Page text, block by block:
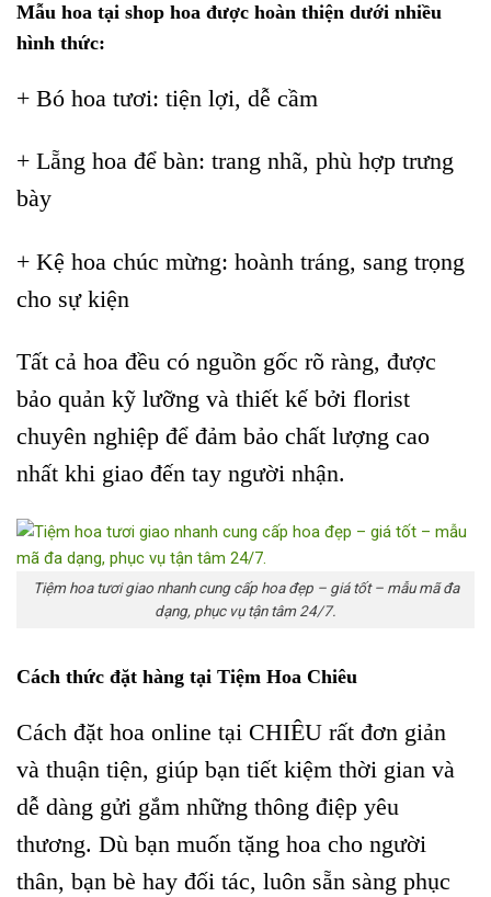
Mẫu hoa tại shop hoa được hoàn thiện dưới nhiều
hình thức:
+ Bó hoa tươi: tiện lợi, dễ cầm
+ Lẵng hoa để bàn: trang nhã, phù hợp trưng
bày
+ Kệ hoa chúc mừng: hoành tráng, sang trọng
cho sự kiện
Tất cả hoa đều có nguồn gốc rõ ràng, được
bảo quản kỹ lưỡng và thiết kế bởi florist
chuyên nghiệp để đảm bảo chất lượng cao
nhất khi giao đến tay người nhận.
Tiệm hoa tươi giao nhanh cung cấp hoa đẹp – giá tốt – mẫu mã đa
dạng, phục vụ tận tâm 24/7.
Cách thức đặt hàng tại Tiệm Hoa Chiêu
Cách đặt hoa online tại CHIÊU rất đơn giản
và thuận tiện, giúp bạn tiết kiệm thời gian và
dễ dàng gửi gắm những thông điệp yêu
thương. Dù bạn muốn tặng hoa cho người
thân, bạn bè hay đối tác, luôn sẵn sàng phục